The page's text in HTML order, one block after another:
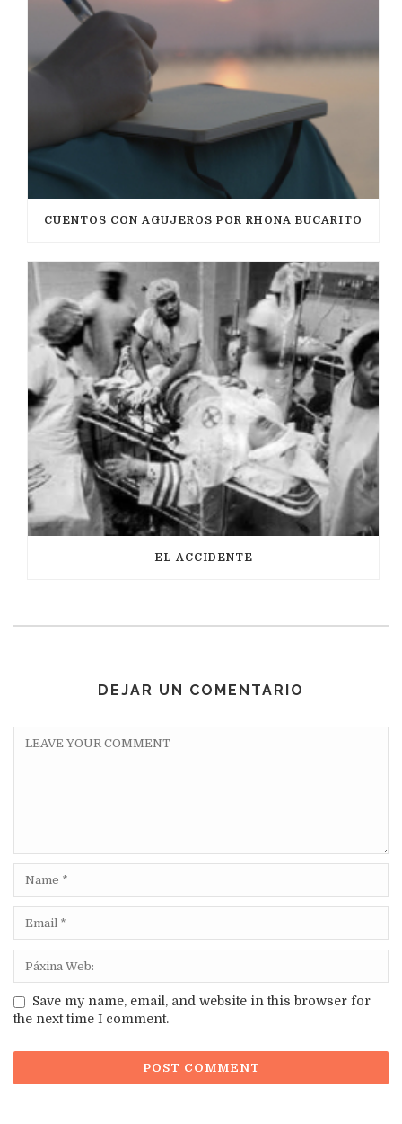
CUENTOS CON AGUJEROS POR RHONA BUCARITO
EL ACCIDENTE
DEJAR UN COMENTARIO
Save my name, email, and website in this browser for
the next time I comment.